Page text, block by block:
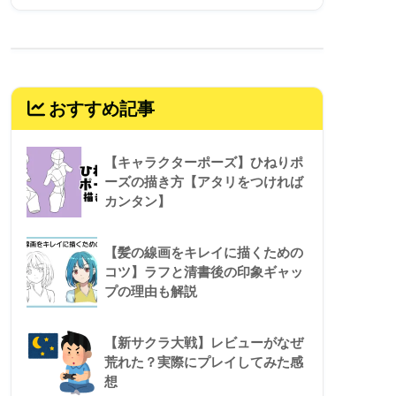
おすすめ記事
【キャラクターポーズ】ひねりポ
ーズの描き方【アタリをつければ
カンタン】
【髪の線画をキレイに描くための
コツ】ラフと清書後の印象ギャッ
プの理由も解説
【新サクラ大戦】レビューがなぜ
荒れた？実際にプレイしてみた感
想